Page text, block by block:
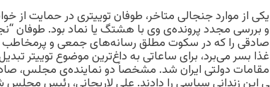
یکی از موارد جنجالی متاخر، طوفان توییتری در حمایت
صادقی را که در سکوت مطلق رسانه‌های جمعی و پرمخاطب
غذا بسر می‌برد، برای ساعاتی به داغ‌ترین موضوع توییتر
مقامات دولتی ایران شد. مشخصاً دو نماینده‌ی مجلس،